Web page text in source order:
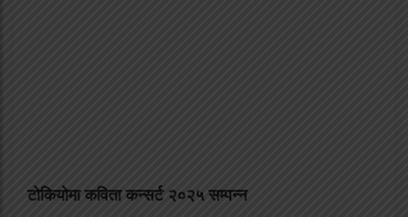
टोकियोमा कविता कन्सर्ट २०२५ सम्पन्न